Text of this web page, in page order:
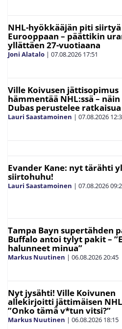
NHL-hyökkääjän piti siirtyä
Eurooppaan – päättikin
yllättäen 27-vuotiaana
Joni Alatalo | 07.08.2026 17:51
Ville Koivusen jättisopimus
hämmentää NHL:ssä – näin
Dubas perustelee ratkaisua
Lauri Saastamoinen | 07.08.2026
Evander Kane: nyt tärähti
siirtohuhu!
Lauri Saastamoinen | 07.08.2026
Tampa Bayn supertähden
Buffalo antoi tylyt pakit –
halunneet minua”
Markus Nuutinen | 06.08.202620:45
Nyt jysähti! Ville Koivunen
allekirjoitti jättimäisen
”Onko tämä v*tun vitsi?”
Markus Nuutinen | 06.08.2026 18:15